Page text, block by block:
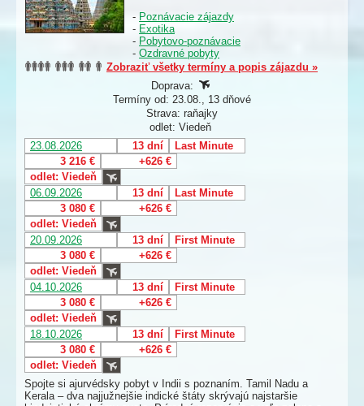
- Poznávacie zájazdy
- Exotika
- Pobytovo-poznávacie
- Ozdravné pobyty
Zobraziť všetky termíny a popis zájazdu »
Doprava:
Termíny od: 23.08., 13 dňové
Strava: raňajky
odlet: Viedeň
23.08.2026
13 dní
Last Minute
3 216 €
+626 €
odlet: Viedeň
06.09.2026
13 dní
Last Minute
3 080 €
+626 €
odlet: Viedeň
20.09.2026
13 dní
First Minute
3 080 €
+626 €
odlet: Viedeň
04.10.2026
13 dní
First Minute
3 080 €
+626 €
odlet: Viedeň
18.10.2026
13 dní
First Minute
3 080 €
+626 €
odlet: Viedeň
Spojte si ajurvédsky pobyt v Indii s poznaním. Tamil Nadu a
Kerala – dva najjužnejšie indické štáty skrývajú najstaršie